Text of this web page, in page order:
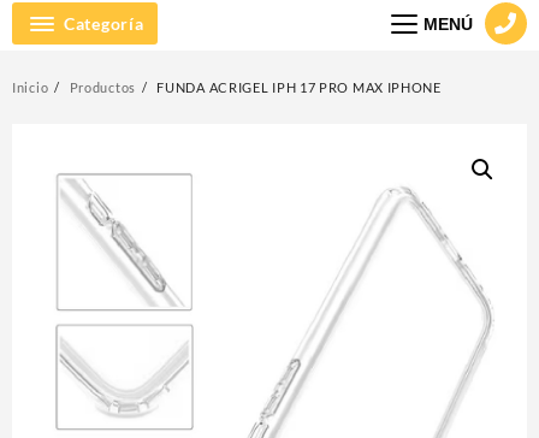
Categoría MENÚ
Inicio Productos FUNDA ACRIGEL IPH 17 PRO MAX IPHONE